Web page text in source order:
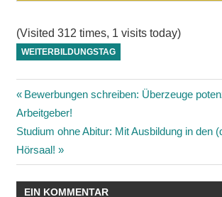
(Visited 312 times, 1 visits today)
WEITERBILDUNGSTAG
Beitragsnavigation
Vorheriger
Beitrag:
Bewerbungen schreiben: Überzeuge
Arbeitgeber!
Nächster
Beitrag:
Studium ohne Abitur: Mit Ausbildung in den
Hörsaal!
EIN KOMMENTAR